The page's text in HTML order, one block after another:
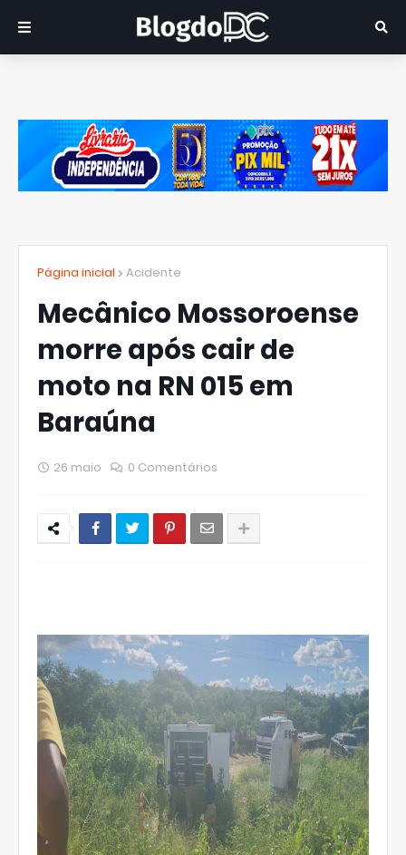
Página inicial Acidente
Mecânico Mossoroense
morre após cair de
moto na RN 015 em
Baraúna
26 maio 0 Comentários